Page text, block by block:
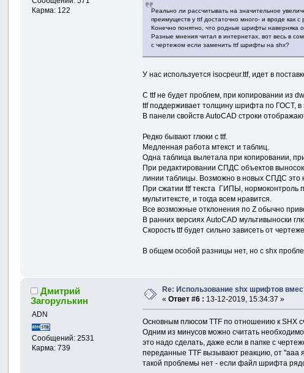
Карма: 122
Реально ли рассчитывать на значительное
преимуществ у ttf достаточно много- и вроде как c
Конечно понятно, что родные шрифты наверняка
Разные мнения читал в интернетах, вот весь в
с чертежом если заменить ttf шрифты на shx?
У нас используется isocpeur.ttf, идет в
C ttf не будет проблем, при копировании из
ttf поддерживает толщину шрифта по ГОСТ, в
В панели свойств AutoCAD строки
Редко бывают глюки с ttf.
Медленная работа мтекст и таблиц.
Одна таблица вылетала при копировании,
При редактировании СПДС объектов
линии таблицы. Возможно в новых СПДС это
При сжатии ttf текста ГИПЫ, нормоконтроль
мультитексте, и тогда всем нравится.
Все возможные отклонения по Z обычно
В ранних версиях AutoCAD мультивыноски
Скорость ttf будет сильно зависеть от
В общем особой разницы нет, но с shx
Дмитрий
Загорулькин
ADN
Сообщений: 2531
Карма: 739
Re: Использование shx шрифтов
«Ответ #6 : 13-12-2019, 15:34:37 »
Основным плюсом TTF по отношению к SHX
Одним из минусов можно считать
это надо сделать, даже если в папке с
переданные TTF вызывают реакцию, от "ааа
такой проблемы нет - если файл шрифта